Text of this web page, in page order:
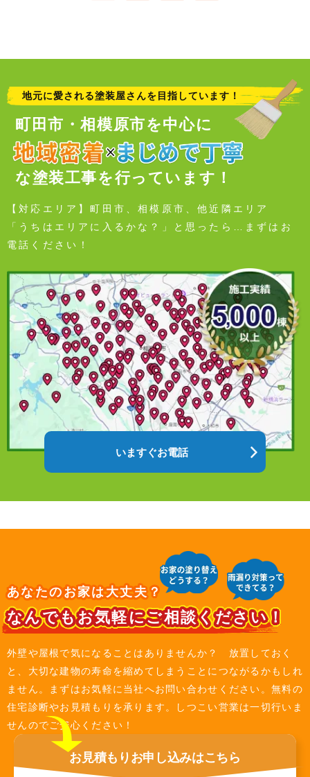
地元に愛される塗装屋さんを目指しています！
町田市・相模原市を中心に
な塗装工事を行っています！
【対応エリア】町田市、相模原市、他近隣エリア
「うちはエリアに入るかな？」と思ったら…まずはお
電話ください！
いますぐお電話
あなたのお家は大丈夫？
なんでもお気軽にご相談ください！
外壁や屋根で気になることはありませんか？ 放置しておく
と、大切な建物の寿命を縮めてしまうことにつながるかもしれ
ません。まずはお気軽に当社へお問い合わせください。無料の
住宅診断やお見積もりを承ります。しつこい営業は一切行いま
せんのでご安心ください！
お見積もり お申し込みはこちら